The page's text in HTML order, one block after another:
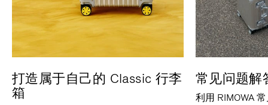
打造属于自己的 Classic 行李
箱
常见问题解
利用 RIMOWA